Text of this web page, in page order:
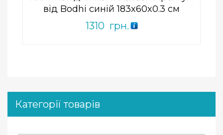
від Bodhi синій 183x60x0.3 см
1310 грн.
Категорії товарів